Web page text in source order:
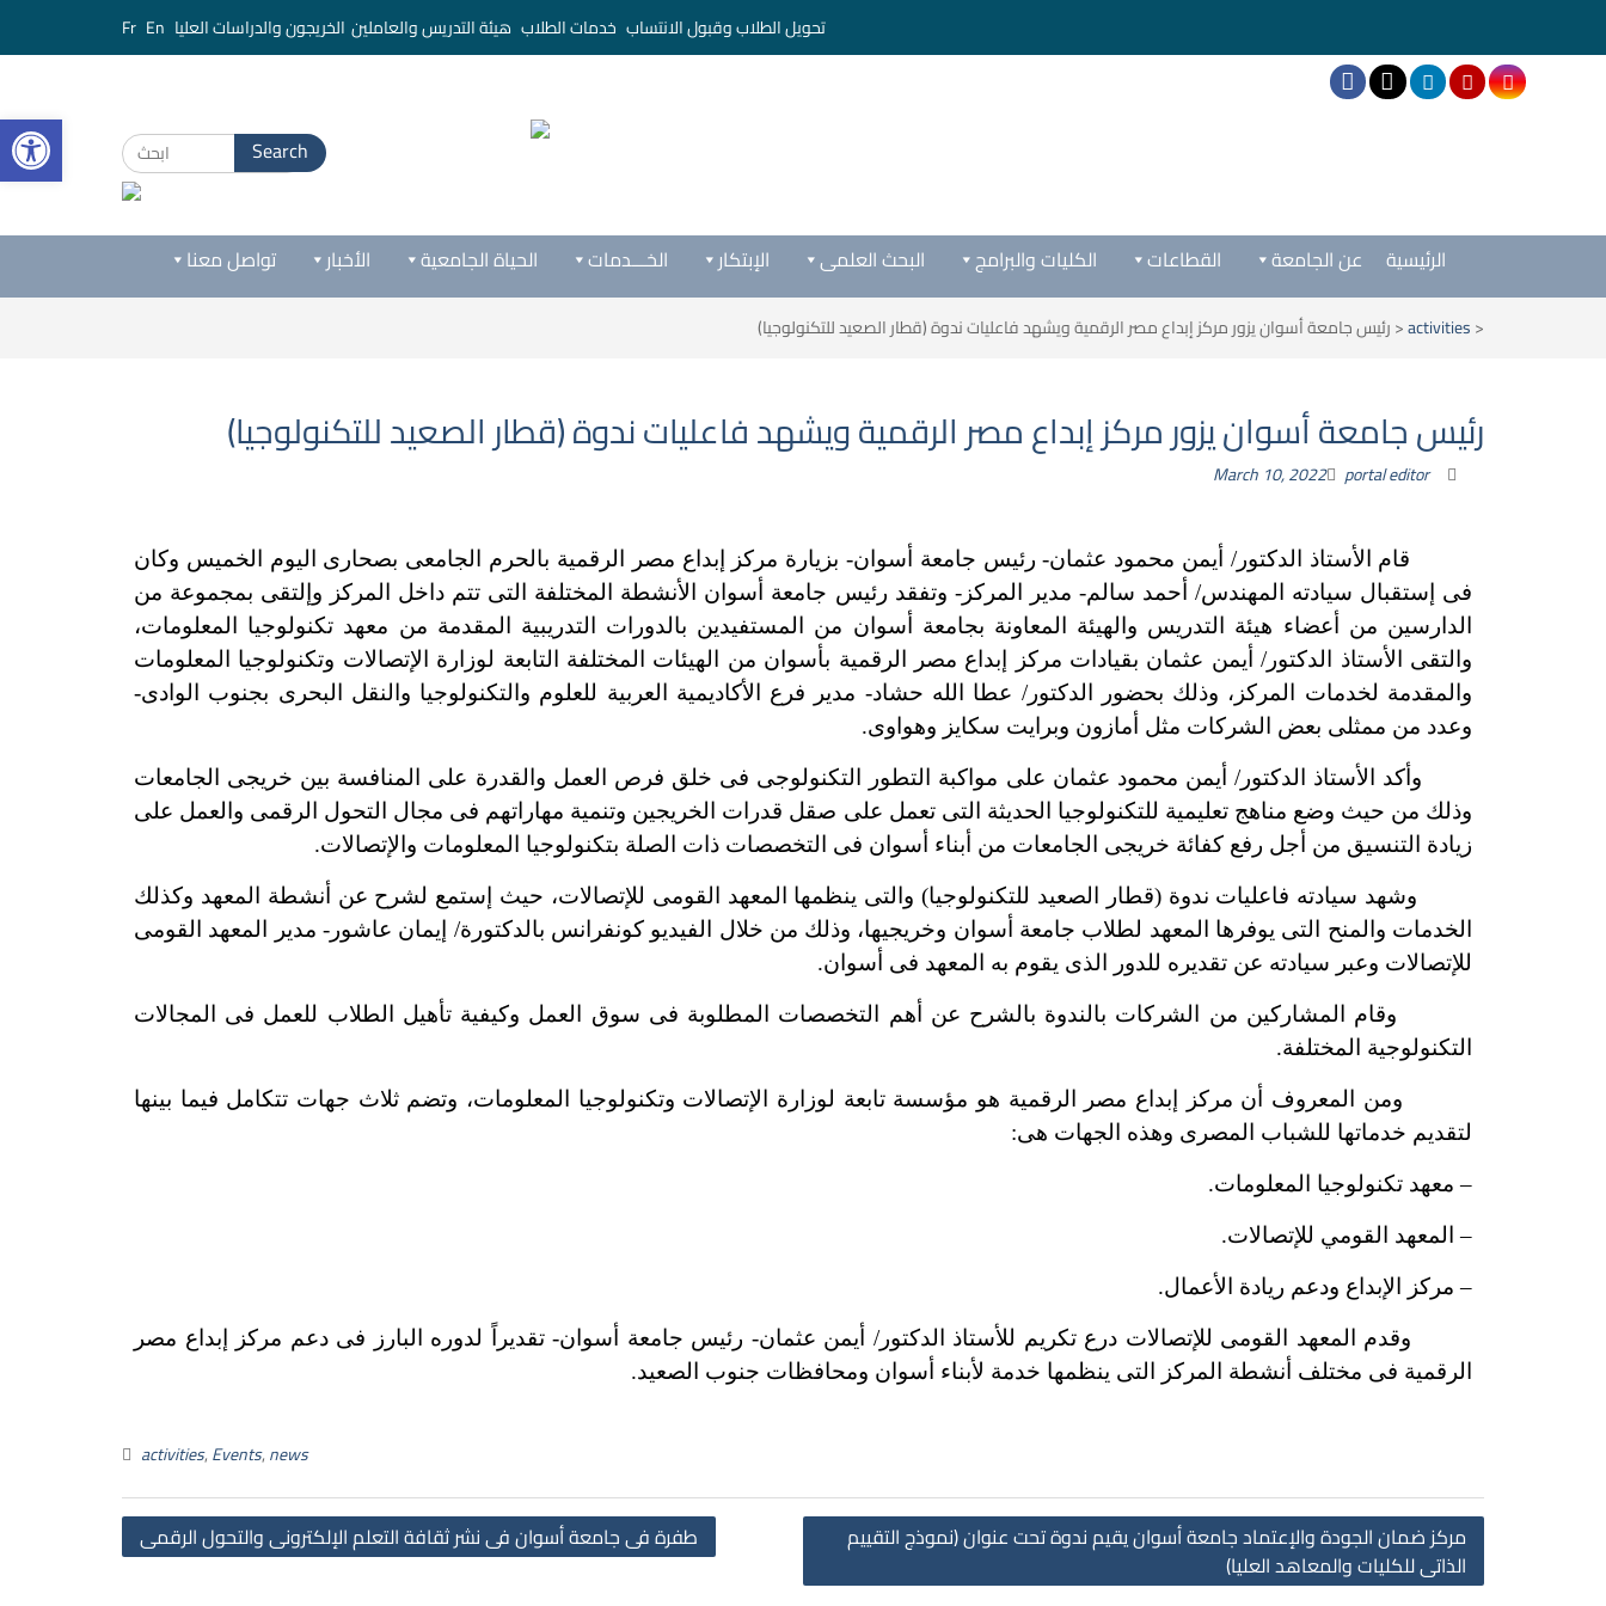
تحويل الطلاب وقبول الانتساب خدمات الطلاب هيئة التدريس والعاملين الخريجون والدراسات العليا
تواصل معنا الأخبار الحياة الجامعية الخـــدمات الإبتكار البحث العلمى الكليات والبرامج القطاعات عن الجامعة الرئيسية
<
activities
<رئيس جامعة أسوان يزور مركز إبداع مصر الرقمية ويشهد فاعليات ندوة (قطار الصعيد للتكنولوجيا)
رئيس جامعة أسوان يزور مركز إبداع مصر الرقمية ويشهد فاعليات ندوة (قطار الصعيد للتكنولوجيا)
March 10, 2022 portal editor
قام الأستاذ الدكتور/ أيمن محمود عثمان- رئيس جامعة أسوان- بزيارة مركز إبداع مصر الرقمية بالحرم الجامعى بصحارى اليوم الخميس وكان
فى إستقبال سيادته المهندس/ أحمد سالم- مدير المركز- وتفقد رئيس جامعة أسوان الأنشطة المختلفة التى تتم داخل المركز وإلتقى بمجموعة من
الدارسين من أعضاء هيئة التدريس والهيئة المعاونة بجامعة أسوان من المستفيدين بالدورات التدريبية المقدمة من معهد تكنولوجيا المعلومات،
والتقى الأستاذ الدكتور/ أيمن عثمان بقيادات مركز إبداع مصر الرقمية بأسوان من الهيئات المختلفة التابعة لوزارة الإتصالات وتكنولوجيا المعلومات
والمقدمة لخدمات المركز، وذلك بحضور الدكتور/ عطا الله حشاد- مدير فرع الأكاديمية العربية للعلوم والتكنولوجيا والنقل البحرى بجنوب الوادى-
وعدد من ممثلى بعض الشركات مثل أمازون وبرايت سكايز وهواوى.
وأكد الأستاذ الدكتور/ أيمن محمود عثمان على مواكبة التطور التكنولوجى فى خلق فرص العمل والقدرة على المنافسة بين خريجى الجامعات
وذلك من حيث وضع مناهج تعليمية للتكنولوجيا الحديثة التى تعمل على صقل قدرات الخريجين وتنمية مهاراتهم فى مجال التحول الرقمى والعمل على
زيادة التنسيق من أجل رفع كفائة خريجى الجامعات من أبناء أسوان فى التخصصات ذات الصلة بتكنولوجيا المعلومات والإتصالات.
وشهد سيادته فاعليات ندوة (قطار الصعيد للتكنولوجيا) والتى ينظمها المعهد القومى للإتصالات، حيث إستمع لشرح عن أنشطة المعهد وكذلك
الخدمات والمنح التى يوفرها المعهد لطلاب جامعة أسوان وخريجيها، وذلك من خلال الفيديو كونفرانس بالدكتورة/ إيمان عاشور- مدير المعهد القومى
للإتصالات وعبر سيادته عن تقديره للدور الذى يقوم به المعهد فى أسوان.
وقام المشاركين من الشركات بالندوة بالشرح عن أهم التخصصات المطلوبة فى سوق العمل وكيفية تأهيل الطلاب للعمل فى المجالات
التكنولوجية المختلفة.
ومن المعروف أن مركز إبداع مصر الرقمية هو مؤسسة تابعة لوزارة الإتصالات وتكنولوجيا المعلومات، وتضم ثلاث جهات تتكامل فيما بينها
لتقديم خدماتها للشباب المصرى وهذه الجهات هى:
– معهد تكنولوجيا المعلومات.
– المعهد القومي للإتصالات.
– مركز الإبداع ودعم ريادة الأعمال.
وقدم المعهد القومى للإتصالات درع تكريم للأستاذ الدكتور/ أيمن عثمان- رئيس جامعة أسوان- تقديراً لدوره البارز فى دعم مركز إبداع مصر
الرقمية فى مختلف أنشطة المركز التى ينظمها خدمة لأبناء أسوان ومحافظات جنوب الصعيد.
activities,Events,news
طفرة فى جامعة أسوان فى نشر ثقافة التعلم الإلكترونى والتحول الرقمى
مركز ضمان الجودة والإعتماد جامعة أسوان يقيم ندوة تحت عنوان (نموذج التقييم
الذاتى للكليات والمعاهد العليا)